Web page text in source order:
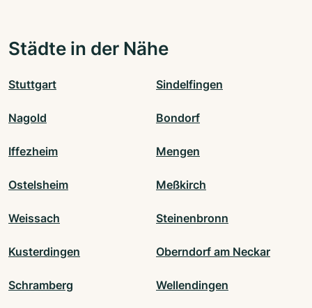
Städte in der Nähe
Stuttgart Sindelfingen
Nagold Bondorf
Iffezheim Mengen
Ostelsheim Meßkirch
Weissach Steinenbronn
Kusterdingen Oberndorf am Neckar
Schramberg Wellendingen